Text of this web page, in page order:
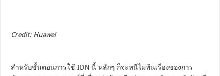
Credit: Huawei
สำหรับขั้นตอนการใช้ IDN นี้ หลักๆ ก็จะหนีไม่พ้นเรื่องของการ